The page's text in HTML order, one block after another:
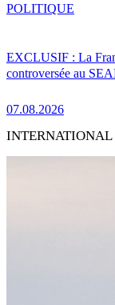
EXCLUSIF : La
controversée au
07.08.2026
POLITIQUE
INTERNATIONAL